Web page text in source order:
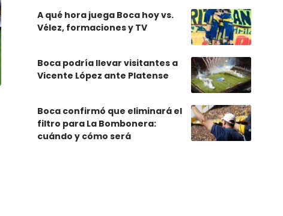
A qué hora juega Boca hoy vs.
Vélez, formaciones y TV
Boca podría llevar visitantes a
Vicente López ante Platense
Boca confirmó que eliminará el
filtro para La Bombonera:
cuándo y cómo será